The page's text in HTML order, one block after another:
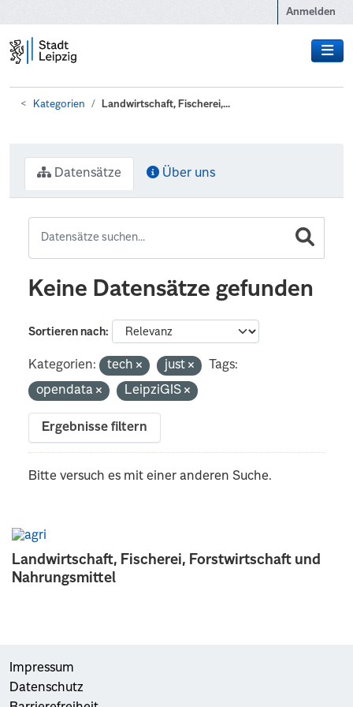
Anmelden
Kategorien Landwirtschaft, Fischerei,...
Landwirtschaft, Fischerei, Forstwirtschaft und
Nahrungsmittel
Datensätze Über uns
Keine Datensätze gefunden
Sortieren nach
Kategorien: tech just
Tags:
opendata
LeipziGIS
Ergebnisse filtern
Bitte versuch es mit einer anderen Suche.
Impressum
Datenschutz